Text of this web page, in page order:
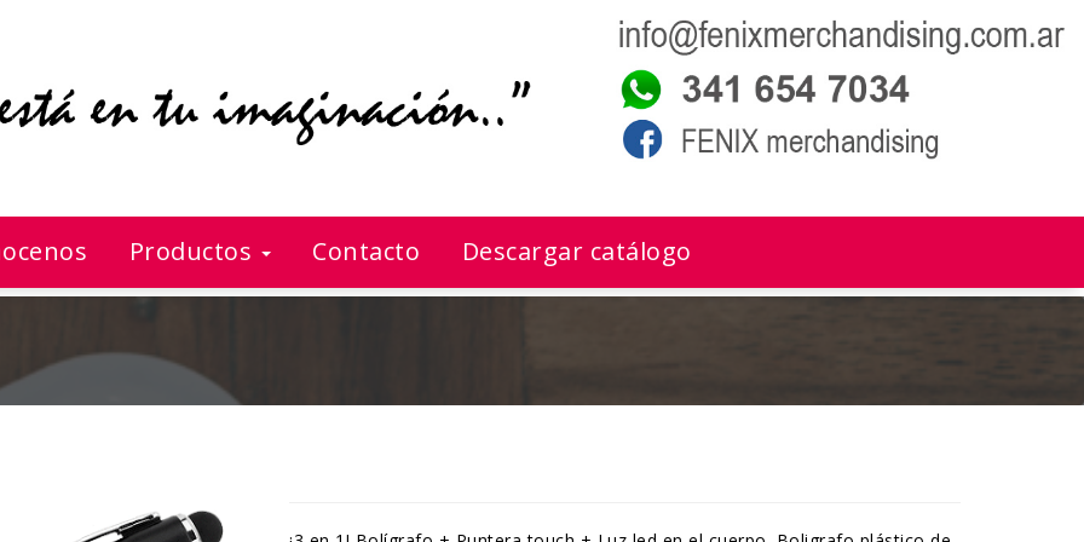
Productos Contacto Descargar catálogo